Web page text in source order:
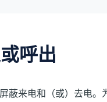
呼出
蔽来电和（或）去电。